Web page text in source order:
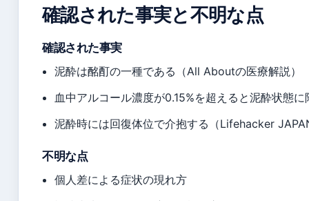
確認された事実と不明な点
確認された事実
泥酔は酩酊の一種である（All Aboutの医療解説）
血中アルコール濃度が0.15%を超えると泥酔状態
泥酔時には回復体位で介抱する（Lifehacker
不明な点
個人差による症状の現れ方